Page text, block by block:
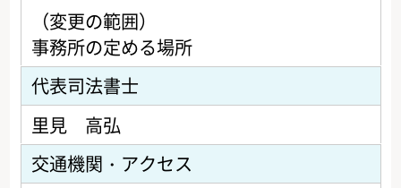
（変更の範囲）
事務所の定める場所
代表司法書士
里見 高弘
交通機関・アクセス